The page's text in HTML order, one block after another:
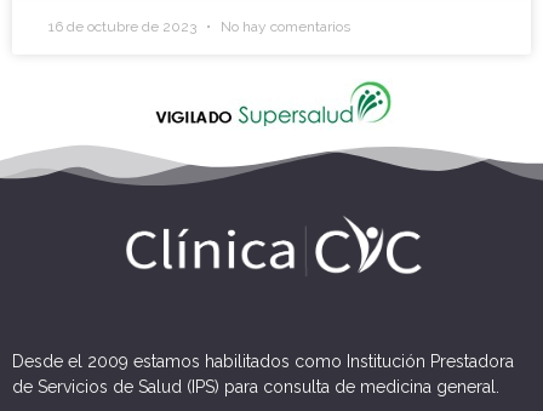
16 de octubre de 2023 No hay comentarios
Desde el 2009 estamos habilitados como Institución Prestadora
de Servicios de Salud (IPS) para consulta de medicina general.